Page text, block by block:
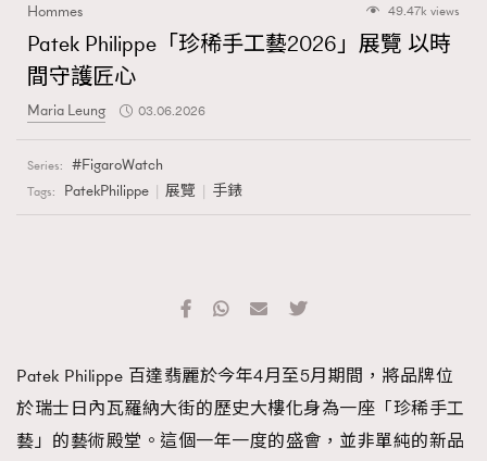
Hommes 49.47k views
Patek Philippe「珍稀手工藝2026」展覽 以時
間守護匠心
Maria Leung 03.06.2026
Series: FigaroWatch
Tags: PatekPhilippe 展覽 手錶
Patek Philippe 百達翡麗於今年4月至5月期間，將品牌位
於瑞士日內瓦羅納大街的歷史大樓化身為一座「珍稀手工
藝」的藝術殿堂。這個一年一度的盛會，並非單純的新品